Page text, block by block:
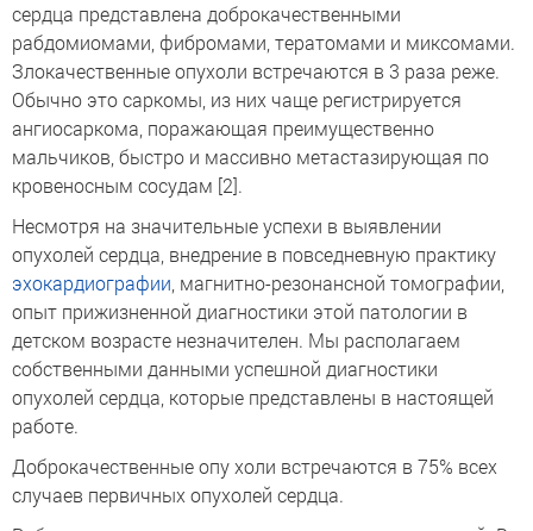
сердца представлена доброкачественными
рабдомиомами, фибромами, тератомами и миксомами.
Злокачественные опухоли встречаются в 3 раза реже.
Обычно это саркомы, из них чаще регистрируется
ангиосаркома, поражающая преимущественно
мальчиков, быстро и массивно метастазирующая по
кровеносным сосудам [2].
Несмотря на значительные успехи в выявлении
опухолей сердца, внедрение в повседневную практику
эхокардиографии , магнитно-резонансной томографии,
опыт прижизненной диагностики этой патологии в
детском возрасте незначителен. Мы располагаем
собственными данными успешной диагностики
опухолей сердца, которые представлены в настоящей
работе.
Доброкачественные опу холи встречаются в 75% всех
случаев первичных опухолей сердца.